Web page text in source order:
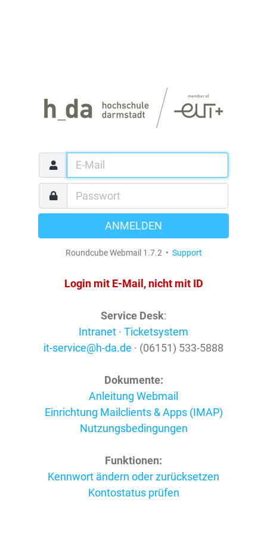
ANMELDEN
Roundcube Webmail 1.7.2 • Support
Login mit E-Mail, nicht mit ID
Service Desk:
Intranet · Ticketsystem
it-service@h-da.de · (06151) 533-5888
Dokumente:
Anleitung Webmail
Einrichtung Mailclients & Apps (IMAP)
Nutzungsbedingungen
Funktionen:
Kennwort ändern oder zurücksetzen
Kontostatus prüfen